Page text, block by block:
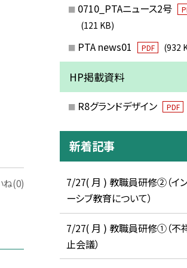
ね(0)
0710_PTAニュース2号
(121 KB)
PTA news01 PDF (932
HP掲載資料
R8グランドデザイン PDF
新着記事
7/27( 月 ) 教職員研修②（イ
ーシブ教育について）
7/27( 月 ) 教職員研修①（不
止会議）